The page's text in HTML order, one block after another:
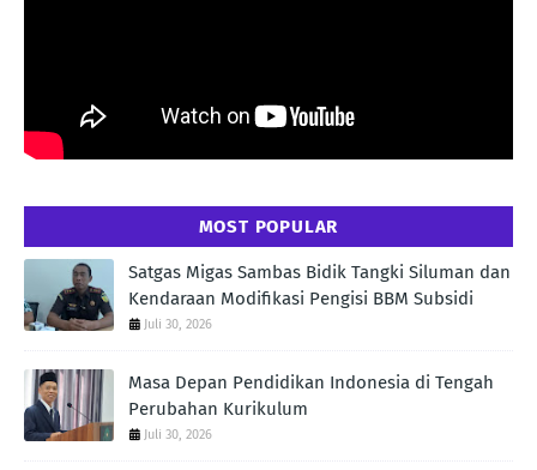
MOST POPULAR
Satgas Migas Sambas Bidik Tangki Siluman dan
Kendaraan Modifikasi Pengisi BBM Subsidi
Juli 30, 2026
Masa Depan Pendidikan Indonesia di Tengah
Perubahan Kurikulum
Juli 30, 2026